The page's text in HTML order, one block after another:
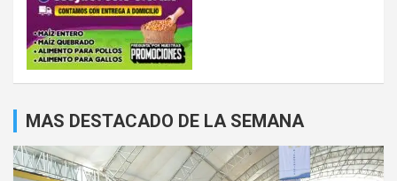
MAS DESTACADO DE LA SEMANA